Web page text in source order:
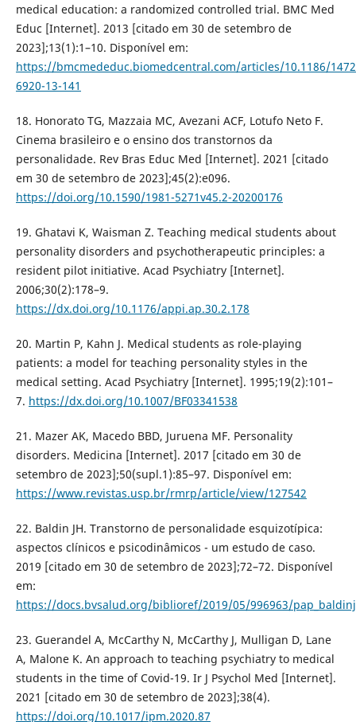
medical education: a randomized controlled trial. BMC Med
Educ [Internet]. 2013 [citado em 30 de setembro de
2023];13(1):1–10. Disponível em:
https://bmcmededuc.biomedcentral.com/articles/10.1186/
6920-13-141
18. Honorato TG, Mazzaia MC, Avezani ACF, Lotufo Neto F.
Cinema brasileiro e o ensino dos transtornos da
personalidade. Rev Bras Educ Med [Internet]. 2021 [citado
em 30 de setembro de 2023];45(2):e096.
https://doi.org/10.1590/1981-5271v45.2-20200176
19. Ghatavi K, Waisman Z. Teaching medical students about
personality disorders and psychotherapeutic principles: a
resident pilot initiative. Acad Psychiatry [Internet].
2006;30(2):178–9.
https://dx.doi.org/10.1176/appi.ap.30.2.178
20. Martin P, Kahn J. Medical students as role-playing
patients: a model for teaching personality styles in the
medical setting. Acad Psychiatry [Internet]. 1995;19(2):101–
7. https://dx.doi.org/10.1007/BF03341538
21. Mazer AK, Macedo BBD, Juruena MF. Personality
disorders. Medicina [Internet]. 2017 [citado em 30 de
setembro de 2023];50(supl.1):85–97. Disponível em:
https://www.revistas.usp.br/rmrp/article/view/127542
22. Baldin JH. Transtorno de personalidade esquizotípica:
aspectos clínicos e psicodinâmicos - um estudo de caso.
2019 [citado em 30 de setembro de 2023];72–72. Disponível
em:
https://docs.bvsalud.org/biblioref/2019/05/996963/
23. Guerandel A, McCarthy N, McCarthy J, Mulligan D, Lane
A, Malone K. An approach to teaching psychiatry to medical
students in the time of Covid-19. Ir J Psychol Med [Internet].
2021 [citado em 30 de setembro de 2023];38(4).
https://doi.org/10.1017/ipm.2020.87